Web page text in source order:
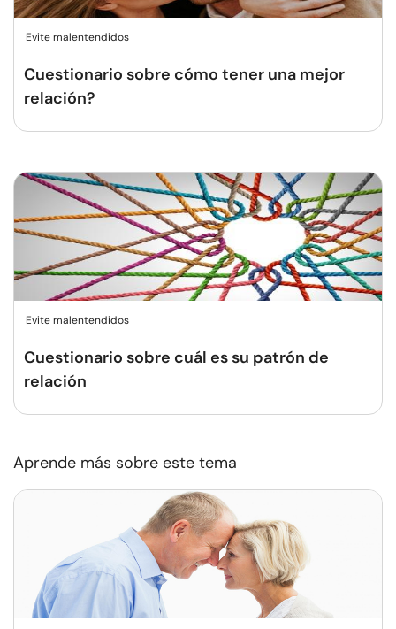
Evite malentendidos
Cuestionario sobre cómo tener una mejor
relación?
Evite malentendidos
Cuestionario sobre cuál es su patrón de
relación
Aprende más sobre este tema